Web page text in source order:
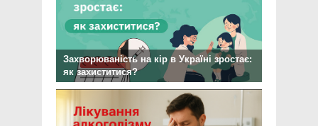
Захворюваність на кір в Україні зростає:
як захиститися?